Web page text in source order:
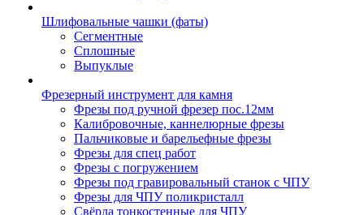
Шлифовальные чашки (фаты)
Сегментные
Сплошные
Выпуклые
Фрезерный инструмент для камня
Фрезы под ручной фрезер пос.12мм
Калибровочные, каннелюрные фрезы
Пальчиковые и барельефные фрезы
Фрезы для спец работ
Фрезы с погружением
Фрезы под гравировальный станок с ЧПУ
Фрезы для ЧПУ поликристалл
Свёрла тонкостенные для ЧПУ